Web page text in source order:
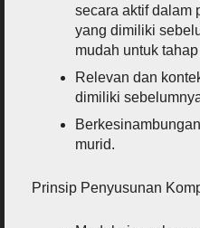
secara aktif dalam
yang dimiliki
mudah untuk
Relevan dan
dimiliki
murid.
Prinsip Penyusunan